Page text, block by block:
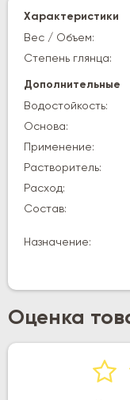
Характеристики
Вес / Объем:
Степень глянца:
Дополнительные
Водостойкость:
Основа:
Применение:
Растворитель:
Расход:
Состав:
Назначение:
Оценка